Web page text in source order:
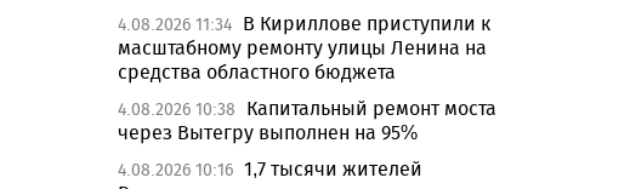
4.08.2026 11:34 В Кириллове приступили к
масштабному ремонту улицы Ленина на
средства областного бюджета
4.08.2026 10:38
Капитальный ремонт моста
через Вытегру выполнен на 95%
4.08.2026 10:16 1,7 тысячи жителей